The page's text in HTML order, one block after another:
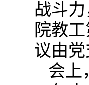
战斗
院教
议由
会上